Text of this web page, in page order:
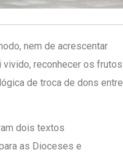
nem de acrescentar
reconhecer os frutos
de troca de dons entre
dois textos
as Dioceses e